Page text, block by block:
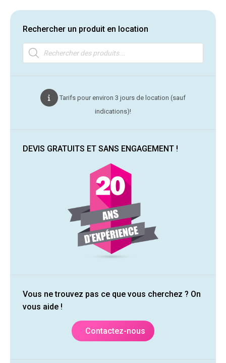
Rechercher un produit en location
Recherche
de
produits
Tarifs pour environ 3 jours de location (sauf
indications)!
DEVIS GRATUITS ET SANS ENGAGEMENT !
Vous ne trouvez pas ce que vous cherchez ? On
vous aide !
Contactez-nous